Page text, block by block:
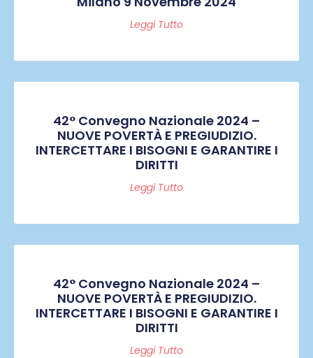
Leggi Tutto
42° Convegno Nazionale 2024 –
NUOVE POVERTÀ E PREGIUDIZIO.
INTERCETTARE I BISOGNI E GARANTIRE I
DIRITTI
Leggi Tutto
42° Convegno Nazionale 2024 –
NUOVE POVERTÀ E PREGIUDIZIO.
INTERCETTARE I BISOGNI E GARANTIRE I
DIRITTI
Leggi Tutto